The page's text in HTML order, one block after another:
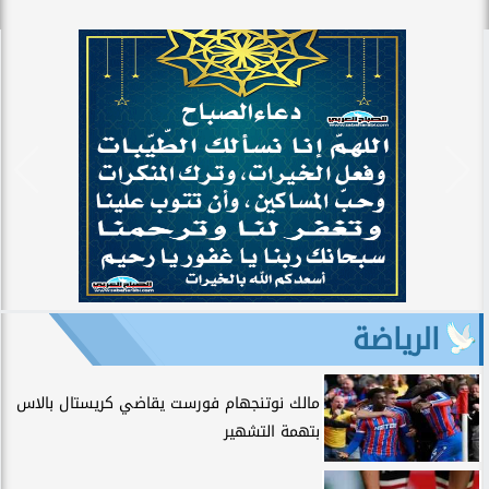
الرياضة
مالك نوتنجهام فورست يقاضي كريستال بالاس
بتهمة التشهير